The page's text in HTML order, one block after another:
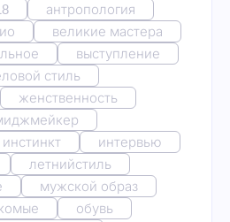
антропология
великие мастера
выступление
стиль
женственность
инстинкт
интервью
летнийстиль
мужской образ
обувь